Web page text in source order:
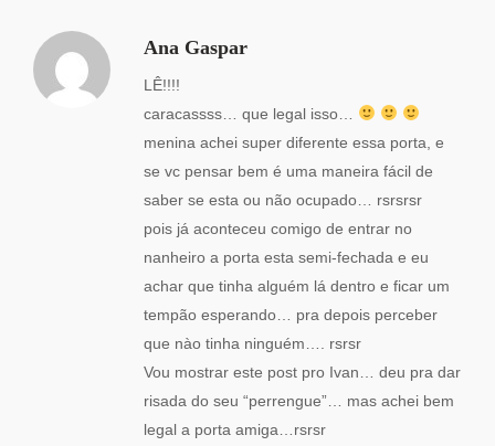
Ana Gaspar
LÊ!!!!
caracassss… que legal isso…
menina achei super diferente essa porta, e
se vc pensar bem é uma maneira fácil de
saber se esta ou não ocupado… rsrsrsr
pois já aconteceu comigo de entrar no
nanheiro a porta esta semi-fechada e eu
achar que tinha alguém lá dentro e ficar um
tempão esperando… pra depois perceber
que nào tinha ninguém…. rsrsr
Vou mostrar este post pro Ivan… deu pra dar
risada do seu “perrengue”… mas achei bem
legal a porta amiga…rsrsr